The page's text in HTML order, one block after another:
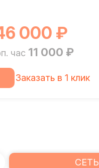
000 ₽
час 11 000 ₽
Заказать в 1 клик
СЕТЬ